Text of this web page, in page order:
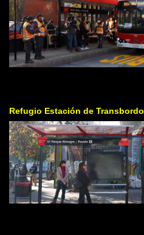
Refugio Estación de Transbordo